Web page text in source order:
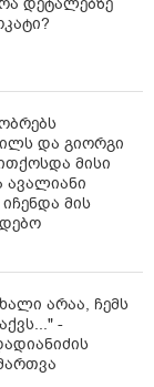
და გიორგი
მისი
ავალიანი
მის
არაა, ჩემს
-